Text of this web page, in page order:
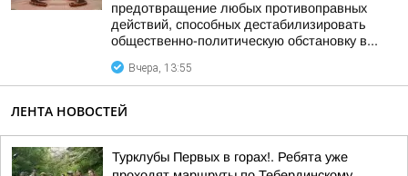
предотвращение любых противоправных
действий, способных дестабилизировать
общественно-политическую обстановку в...
Вчера, 13:55
ЛЕНТА НОВОСТЕЙ
Турклубы Первых в горах!. Ребята уже